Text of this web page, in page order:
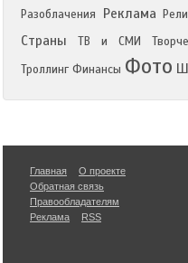
Разоблачения
Реклама
Страны
ТВ и СМИ
Троллинг Финансы Фото
Главная
О проекте
Обратная связь
Правообладателям
Реклама
RSS